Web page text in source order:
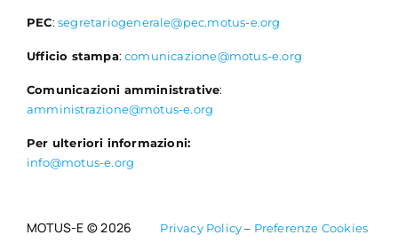
PEC: segretariogenerale@pec.motus-e.org
Ufficio stampa:comunicazione@motus-e.org
Comunicazioni amministrative:
amministrazione@motus-e.org
Per ulteriori informazioni:
info@motus-e.org
MOTUS-E © 2026 Privacy Policy– Preferenze Cookies